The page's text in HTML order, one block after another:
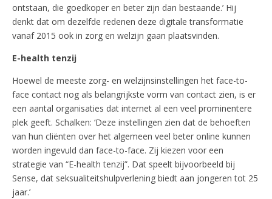
ontstaan, die goedkoper en beter zijn dan bestaande.’ Hij
denkt dat om dezelfde redenen deze digitale transformatie
vanaf 2015 ook in zorg en welzijn gaan plaatsvinden.
E-health tenzij
Hoewel de meeste zorg- en welzijnsinstellingen het face-to-
face contact nog als belangrijkste vorm van contact zien, is er
een aantal organisaties dat internet al een veel prominentere
plek geeft. Schalken: ‘Deze instellingen zien dat de behoeften
van hun cliënten over het algemeen veel beter online kunnen
worden ingevuld dan face-to-face. Zij kiezen voor een
strategie van “E-health tenzij”. Dat speelt bijvoorbeeld bij
Sense, dat seksualiteitshulpverlening biedt aan jongeren tot 25
jaar.’